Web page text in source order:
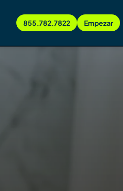
855.782.7822 Empezar